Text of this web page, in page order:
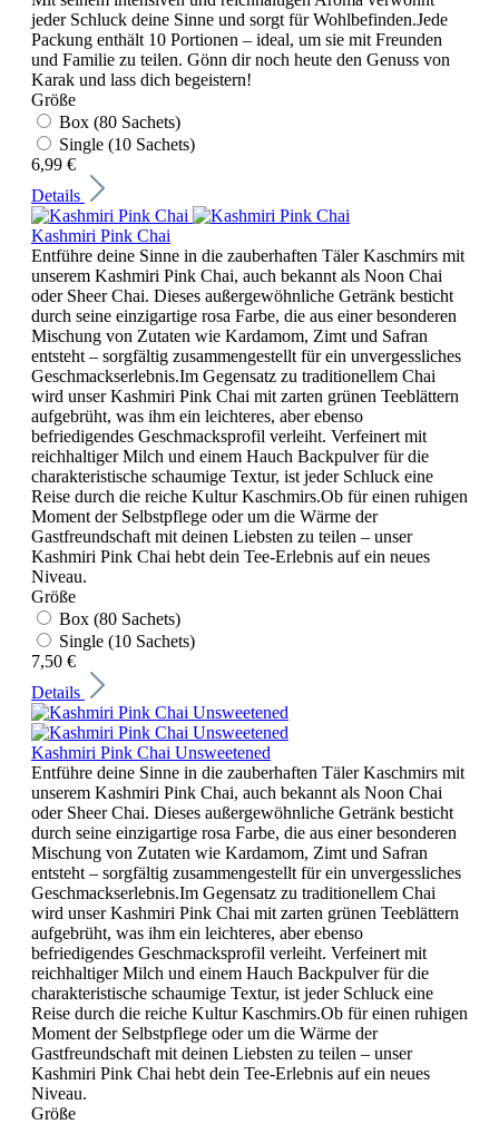
jeder Schluck deine Sinne und sorgt für Wohlbefinden.Jede
Packung enthält 10 Portionen – ideal, um sie mit Freunden
und Familie zu teilen. Gönn dir noch heute den Genuss von
Karak und lass dich begeistern!
Größe
Box (80 Sachets)
Single (10 Sachets)
6,99 €
Details
Kashmiri Pink Chai
Entführe deine Sinne in die zauberhaften Täler Kaschmirs mit
unserem Kashmiri Pink Chai, auch bekannt als Noon Chai
oder Sheer Chai. Dieses außergewöhnliche Getränk besticht
durch seine einzigartige rosa Farbe, die aus einer besonderen
Mischung von Zutaten wie Kardamom, Zimt und Safran
entsteht – sorgfältig zusammengestellt für ein unvergessliches
Geschmackserlebnis.Im Gegensatz zu traditionellem Chai
wird unser Kashmiri Pink Chai mit zarten grünen Teeblättern
aufgebrüht, was ihm ein leichteres, aber ebenso
befriedigendes Geschmacksprofil verleiht. Verfeinert mit
reichhaltiger Milch und einem Hauch Backpulver für die
charakteristische schaumige Textur, ist jeder Schluck eine
Reise durch die reiche Kultur Kaschmirs.Ob für einen ruhigen
Moment der Selbstpflege oder um die Wärme der
Gastfreundschaft mit deinen Liebsten zu teilen – unser
Kashmiri Pink Chai hebt dein Tee-Erlebnis auf ein neues
Niveau.
Größe
Box (80 Sachets)
Single (10 Sachets)
7,50 €
Details
Kashmiri Pink Chai Unsweetened
Entführe deine Sinne in die zauberhaften Täler Kaschmirs mit
unserem Kashmiri Pink Chai, auch bekannt als Noon Chai
oder Sheer Chai. Dieses außergewöhnliche Getränk besticht
durch seine einzigartige rosa Farbe, die aus einer besonderen
Mischung von Zutaten wie Kardamom, Zimt und Safran
entsteht – sorgfältig zusammengestellt für ein unvergessliches
Geschmackserlebnis.Im Gegensatz zu traditionellem Chai
wird unser Kashmiri Pink Chai mit zarten grünen Teeblättern
aufgebrüht, was ihm ein leichteres, aber ebenso
befriedigendes Geschmacksprofil verleiht. Verfeinert mit
reichhaltiger Milch und einem Hauch Backpulver für die
charakteristische schaumige Textur, ist jeder Schluck eine
Reise durch die reiche Kultur Kaschmirs.Ob für einen ruhigen
Moment der Selbstpflege oder um die Wärme der
Gastfreundschaft mit deinen Liebsten zu teilen – unser
Kashmiri Pink Chai hebt dein Tee-Erlebnis auf ein neues
Niveau.
Größe